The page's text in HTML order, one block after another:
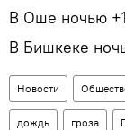
В Оше ночью
В Бишкеке
Новости
дождь гроза